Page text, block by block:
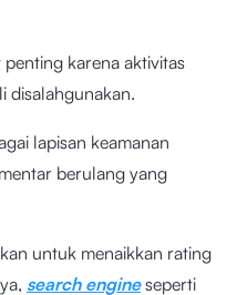
karena aktivitas
disalahgunakan.
lapisan keamanan
berulang yang
untuk menaikkan rating
search engineseperti